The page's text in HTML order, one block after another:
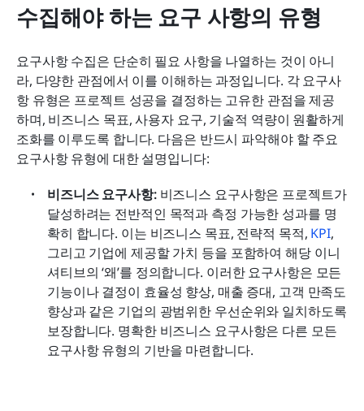
수집해야 하는 요구 사항의 유형
요구사항 수집은 단순히 필요 사항을 나열하는 것이 아니
라, 다양한 관점에서 이를 이해하는 과정입니다. 각 요구사
항 유형은 프로젝트 성공을 결정하는 고유한 관점을 제공
하며, 비즈니스 목표, 사용자 요구, 기술적 역량이 원활하게
조화를 이루도록 합니다. 다음은 반드시 파악해야 할 주요
요구사항 유형에 대한 설명입니다:
비즈니스 요구사항: 비즈니스 요구사항은 프로젝트가
달성하려는 전반적인 목적과 측정 가능한 성과를 명
확히 합니다. 이는 비즈니스 목표, 전략적 목적, KPI,
그리고 기업에 제공할 가치 등을 포함하여 해당 이니
셔티브의 ‘왜’를 정의합니다. 이러한 요구사항은 모든
기능이나 결정이 효율성 향상, 매출 증대, 고객 만족도
향상과 같은 기업의 광범위한 우선순위와 일치하도록
보장합니다. 명확한 비즈니스 요구사항은 다른 모든
요구사항 유형의 기반을 마련합니다.